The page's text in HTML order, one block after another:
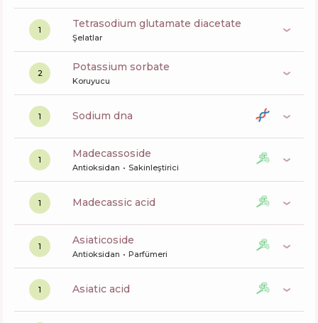
1 tetrasodium glutamate diacetate
Şelatlar
2 potassium sorbate
Koruyucu
1 sodium dna
1 madecassoside
Antioksidan Sakinleştirici
1 madecassic acid
1 asiaticoside
Antioksidan Parfümeri
1 asiatic acid